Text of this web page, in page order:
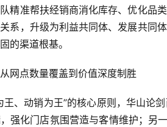
精准帮扶经销商消化库存、优化品
系，升级为利益共同体、发展共同
的渠道根基。
网点数量覆盖到价值深度制胜
王、动销为王”的核心原则，华山论
强化门店氛围营造与客情维护；另